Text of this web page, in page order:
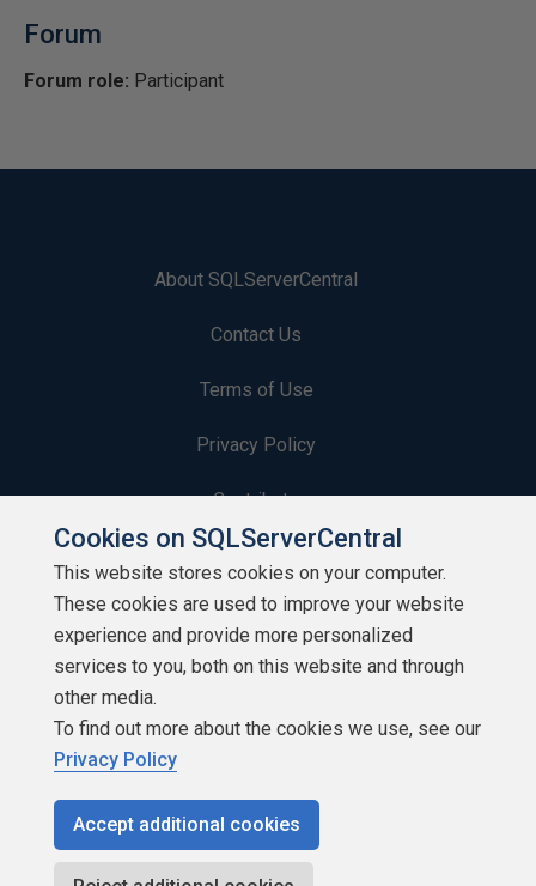
Forum
Forum role: Participant
About SQLServerCentral
Contact Us
Terms of Use
Privacy Policy
Contribute
Contributors
Authors
Newsletters
Build Lists
Copyright 1999 - 2026 Red Gate Software Ltd
Cookies on SQLServerCentral
This website stores cookies on your computer.
These cookies are used to improve your website
experience and provide more personalized
services to you, both on this website and through
other media.
To find out more about the cookies we use, see our
Privacy Policy
Accept additional cookies